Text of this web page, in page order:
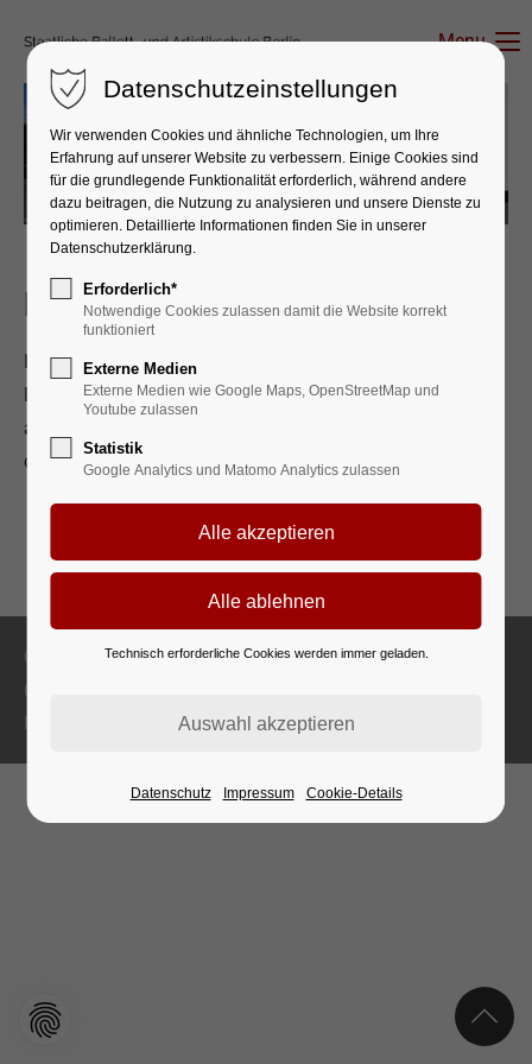
Menu
Zurück Vorwärts
Berufliches Gymnasium
In der gymnasialen Oberstufe der Schule kann das
Berliner Abitur erworben werden. Diese Möglichkeit steht
auch Schüler*innen der Berufsfachschule offen, wenn sie
die entsprechenden Voraussetzungen erfüllen.
Copyright 2026 Staatliche Ballett- und Artistikschule Berlin
(03B08)
Datenschutz
Datenschutzeinstellungen
Wir verwenden Cookies und ähnliche Technologien, um Ihre
Erfahrung auf unserer Website zu verbessern. Einige Cookies sind
für die grundlegende Funktionalität erforderlich, während andere
dazu beitragen, die Nutzung zu analysieren und unsere Dienste zu
optimieren. Detaillierte Informationen finden Sie in unserer
Datenschutzerklärung.
Erforderlich*
Notwendige Cookies zulassen damit die Website korrekt
funktioniert
Externe Medien
Externe Medien wie Google Maps, OpenStreetMap und
Youtube zulassen
Statistik
Google Analytics und Matomo Analytics zulassen
Technisch erforderliche Cookies werden immer geladen.
Datenschutz Impressum Cookie-Details